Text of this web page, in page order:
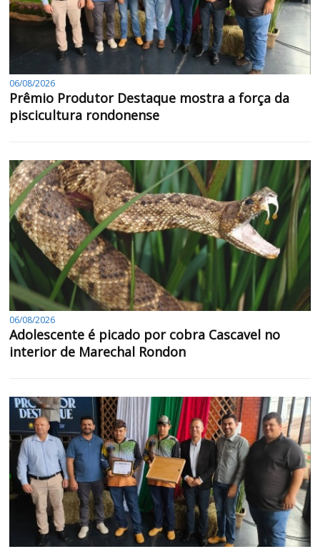
06/08/2026
Prêmio Produtor Destaque mostra a força da
piscicultura rondonense
06/08/2026
Adolescente é picado por cobra Cascavel no
interior de Marechal Rondon